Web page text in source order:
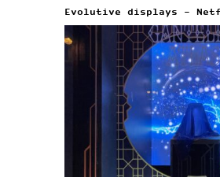
Evolutive displays –